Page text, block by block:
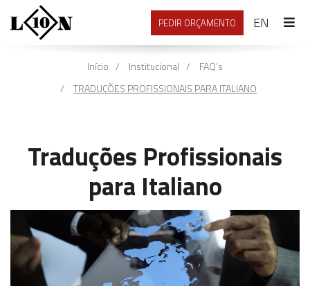
PEDIR ORÇAMENTO EN
Início Institucional
FAQ's
TRADUÇÕES PROFISSIONAIS PARA ITALIANO
Traduções Profissionais
para Italiano